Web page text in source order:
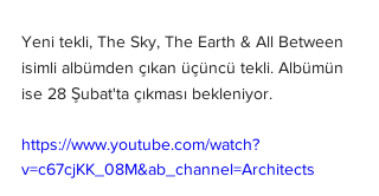
Yeni tekli, The Sky, The Earth & All Between
isimli albümden çıkan üçüncü tekli. Albümün
ise 28 Şubat'ta çıkması bekleniyor.
https://www.youtube.com/watch?
v=c67cjKK_08M&ab_channel=Architects